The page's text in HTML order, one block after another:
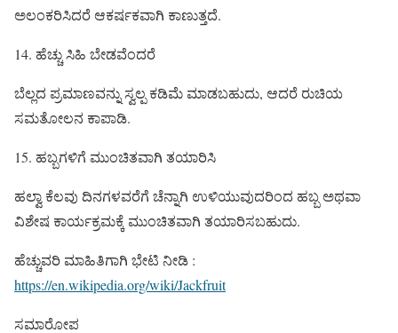
ಅಲಂಕರಿಸಿದರೆ ಆಕರ್ಷಕವಾಗಿ ಕಾಣುತ್ತದೆ.
14. ಹೆಚ್ಚು ಸಿಹಿ ಬೇಡವೆಂದರೆ
ಬೆಲ್ಲದ ಪ್ರಮಾಣವನ್ನು ಸ್ವಲ್ಪ ಕಡಿಮೆ ಮಾಡಬಹುದು, ಆದರೆ ರುಚಿಯ
ಸಮತೋಲನ ಕಾಪಾಡಿ.
15. ಹಬ್ಬಗಳಿಗೆ ಮುಂಚಿತವಾಗಿ ತಯಾರಿಸಿ
ಹಲ್ವಾ ಕೆಲವು ದಿನಗಳವರೆಗೆ ಚೆನ್ನಾಗಿ ಉಳಿಯುವುದರಿಂದ ಹಬ್ಬ ಅಥವಾ
ವಿಶೇಷ ಕಾರ್ಯಕ್ರಮಕ್ಕೆ ಮುಂಚಿತವಾಗಿ ತಯಾರಿಸಬಹುದು.
ಹೆಚ್ಚುವರಿ ಮಾಹಿತಿಗಾಗಿ ಭೇಟಿ ನೀಡಿ :
https://en.wikipedia.org/wiki/Jackfruit
ಸಮಾರೋಪ